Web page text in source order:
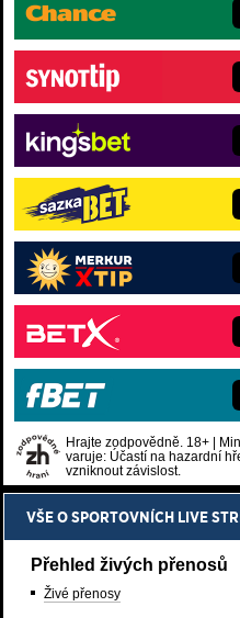
Hrajte zodpovědně. 18+ |
varuje: Účastí na hazardní
vzniknout závislost.
VŠE O SPORTOVNÍCH LIVE
Přehled živých přenosů
Živé přenosy